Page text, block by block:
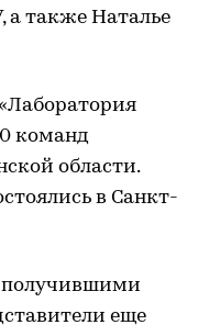
также Наталье
команд
области.
в Санкт-
получившими
еще